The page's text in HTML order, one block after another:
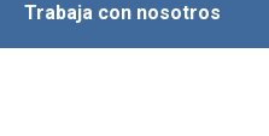
Trabaja con nosotros